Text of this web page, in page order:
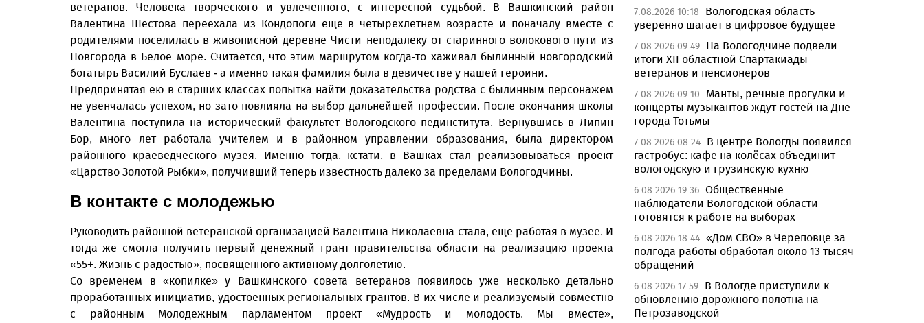
ветеранов. Человека творческого и увлеченного, с интересной судьбой. В Вашкинский район
Валентина Шестова переехала из Кондопоги еще в четырехлетнем возрасте и поначалу вместе с
родителями поселилась в живописной деревне Чисти неподалеку от старинного волокового пути из
Новгорода в Белое море. Считается, что этим маршрутом когда-то хаживал былинный новгородский
богатырь Василий Буслаев - а именно такая фамилия была в девичестве у нашей героини.
Предпринятая ею в старших классах попытка найти доказательства родства с былинным персонажем
не увенчалась успехом, но зато повлияла на выбор дальнейшей профессии. После окончания школы
Валентина поступила на исторический факультет Вологодского пединститута. Вернувшись в Липин
Бор, много лет работала учителем и в районном управлении образования, была директором
районного краеведческого музея. Именно тогда, кстати, в Вашках стал реализовываться проект
«Царство Золотой Рыбки», получивший теперь известность далеко за пределами Вологодчины.
В контакте с молодежью
Руководить районной ветеранской организацией Валентина Николаевна стала, еще работая в музее. И
тогда же смогла получить первый денежный грант правительства области на реализацию проекта
«55+. Жизнь с радостью», посвященного активному долголетию.
Со временем в «копилке» у Вашкинского совета ветеранов появилось уже несколько детально
проработанных инициатив, удостоенных региональных грантов. В их числе и реализуемый совместно
с районным Молодежным парламентом проект «Мудрость и молодость. Мы вместе»,
7.08.2026 10:18
Вологодская область
уверенно шагает в цифровое будущее
7.08.2026 09:49 На Вологодчине подвели
итоги XII областной Спартакиады
ветеранов и пенсионеров
7.08.2026 09:10
Манты, речные прогулки и
концерты музыкантов ждут гостей на Дне
города Тотьмы
7.08.2026 08:24 В центре Вологды появился
гастробус: кафе на колёсах объединит
вологодскую и грузинскую кухню
6.08.2026 19:36 Общественные
наблюдатели Вологодской области
готовятся к работе на выборах
6.08.2026 18:44 «Дом СВО» в Череповце за
полгода работы обработал около 13 тысяч
обращений
6.08.2026 17:59 В Вологде приступили к
обновлению дорожного полотна на
Петрозаводской